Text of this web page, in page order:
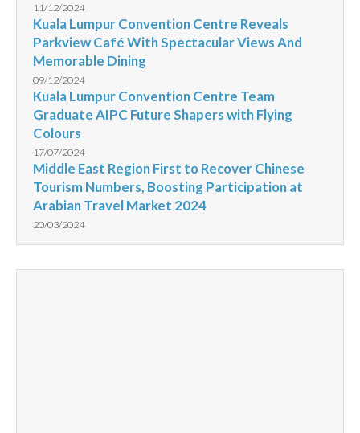
11/12/2024
Kuala Lumpur Convention Centre Reveals
Parkview Café With Spectacular Views And
Memorable Dining
09/12/2024
Kuala Lumpur Convention Centre Team
Graduate AIPC Future Shapers with Flying
Colours
17/07/2024
Middle East Region First to Recover Chinese
Tourism Numbers, Boosting Participation at
Arabian Travel Market 2024
20/03/2024